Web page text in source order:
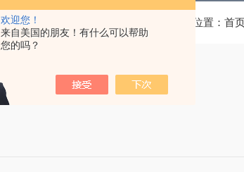
欢迎您！
来自美国的朋友！有什么可以帮助
您的吗？
当前位置： 首